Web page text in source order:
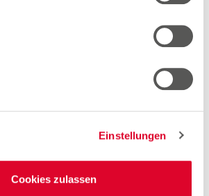
Einstellungen
Cookies zulassen
Saarbrücken
1a